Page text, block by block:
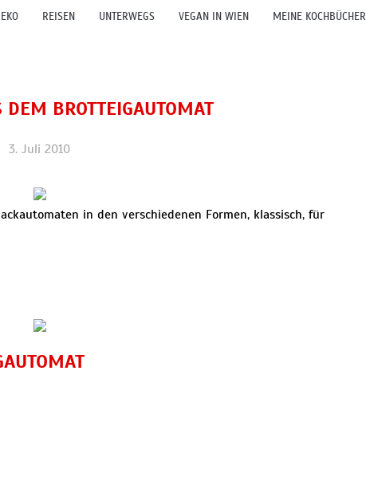
REISEN UNTERWEGS VEGAN IN WIEN MEINE KOCHBÜCHER
BROTTEIGAUTOMAT
3. Juli 2010
in den verschiedenen Formen, klassisch, für